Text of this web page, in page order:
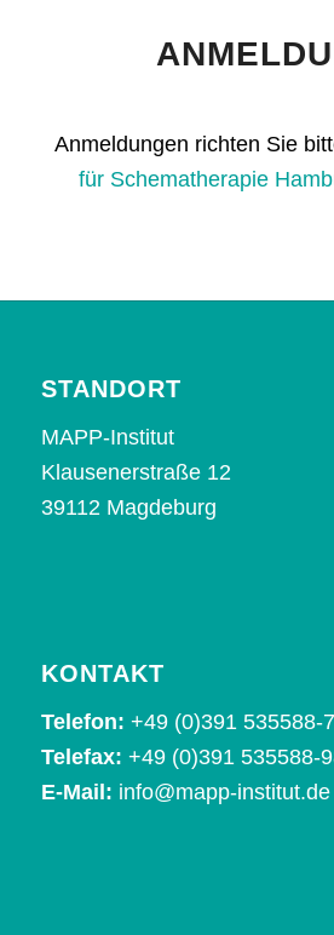
Anmeldungen richten Sie
für Schematherapie
STANDORT
MAPP-Institut
Klausenerstraße 12
39112 Magdeburg
KONTAKT
Telefon: +49 (0)391 535588-7
Telefax: +49 (0)391 535588-
E-Mail: info@mapp-institut.de